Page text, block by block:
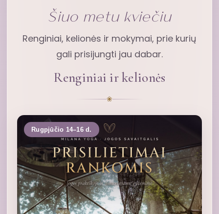
Šiuo metu kviečiu
Renginiai, kelionės ir mokymai, prie kurių
gali prisijungti jau dabar.
Renginiai ir kelionės
❀
Rugpjūčio 14–16 d.